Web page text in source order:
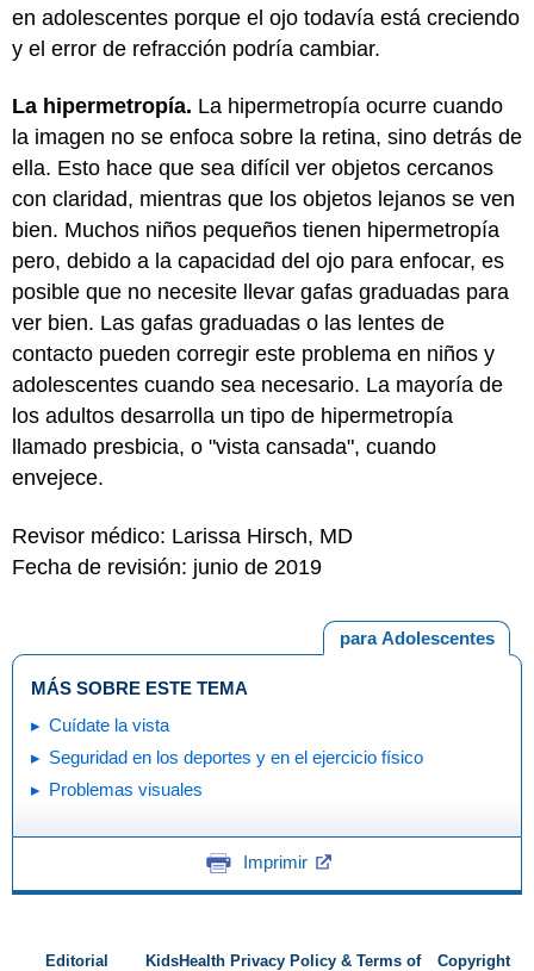
en adolescentes porque el ojo todavía está creciendo
y el error de refracción podría cambiar.
La hipermetropía. La hipermetropía ocurre cuando
la imagen no se enfoca sobre la retina, sino detrás de
ella. Esto hace que sea difícil ver objetos cercanos
con claridad, mientras que los objetos lejanos se ven
bien. Muchos niños pequeños tienen hipermetropía
pero, debido a la capacidad del ojo para enfocar, es
posible que no necesite llevar gafas graduadas para
ver bien. Las gafas graduadas o las lentes de
contacto pueden corregir este problema en niños y
adolescentes cuando sea necesario. La mayoría de
los adultos desarrolla un tipo de hipermetropía
llamado presbicia, o "vista cansada", cuando
envejece.
Revisor médico: Larissa Hirsch, MD
Fecha de revisión: junio de 2019
para Adolescentes
MÁS SOBRE ESTE TEMA
Cuídate la vista
Seguridad en los deportes y en el ejercicio físico
Problemas visuales
Imprimir
Editorial KidsHealth Privacy Policy & Terms of Copyright